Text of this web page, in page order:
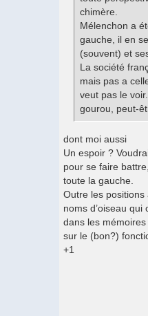
chimère.
Mélenchon a
gauche, il en
(souvent) et
La société
mais pas a
veut pas le
gourou, peut-
dont moi aussi
Un espoir ?
pour se faire
toute la gauche.
Outre les
noms d’oiseau
dans les
sur le (bon?)
+1